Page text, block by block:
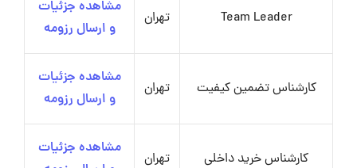
Team Leader تهران
مشاهده جزئیات
و ارسال رزومه
کارشناس تضمین کیفیت تهران
مشاهده جزئیات
و ارسال رزومه
کارشناس خرید داخلی تهران
مشاهده جزئیات